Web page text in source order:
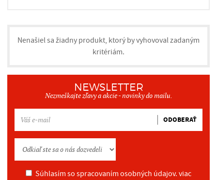
Nenašiel sa žiadny produkt, ktorý by vyhovoval zadaným
kritériám.
NEWSLETTER
Nezmeškajte zľavy a akcie - novinky do mailu.
ODOBERAŤ
Súhlasím so spracovaním osobných údajov. viac